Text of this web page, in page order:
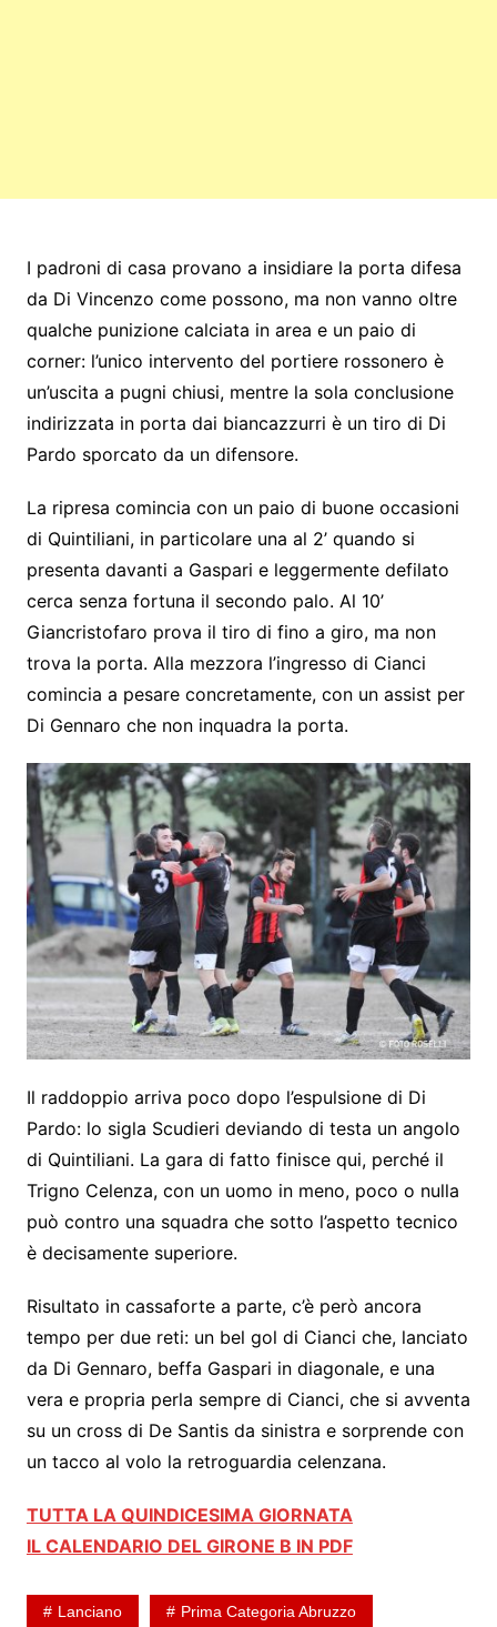
I padroni di casa provano a insidiare la porta difesa
da Di Vincenzo come possono, ma non vanno oltre
qualche punizione calciata in area e un paio di
corner: l’unico intervento del portiere rossonero è
un’uscita a pugni chiusi, mentre la sola conclusione
indirizzata in porta dai biancazzurri è un tiro di Di
Pardo sporcato da un difensore.
La ripresa comincia con un paio di buone occasioni
di Quintiliani, in particolare una al 2’ quando si
presenta davanti a Gaspari e leggermente defilato
cerca senza fortuna il secondo palo. Al 10’
Giancristofaro prova il tiro di fino a giro, ma non
trova la porta. Alla mezzora l’ingresso di Cianci
comincia a pesare concretamente, con un assist per
Di Gennaro che non inquadra la porta.
Il raddoppio arriva poco dopo l’espulsione di Di
Pardo: lo sigla Scudieri deviando di testa un angolo
di Quintiliani. La gara di fatto finisce qui, perché il
Trigno Celenza, con un uomo in meno, poco o nulla
può contro una squadra che sotto l’aspetto tecnico
è decisamente superiore.
Risultato in cassaforte a parte, c’è però ancora
tempo per due reti: un bel gol di Cianci che, lanciato
da Di Gennaro, beffa Gaspari in diagonale, e una
vera e propria perla sempre di Cianci, che si avventa
su un cross di De Santis da sinistra e sorprende con
un tacco al volo la retroguardia celenzana.
TUTTA LA QUINDICESIMA GIORNATA
IL CALENDARIO DEL GIRONE B IN PDF
Lanciano Prima Categoria Abruzzo